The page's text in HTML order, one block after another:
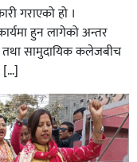
गराएको हो ।
हुन लागेको अन्तर
तथा सामुदायिक कलेजबीच
[…]